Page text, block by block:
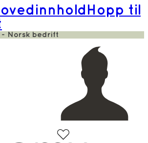
Hopp til
- Norsk bedrift